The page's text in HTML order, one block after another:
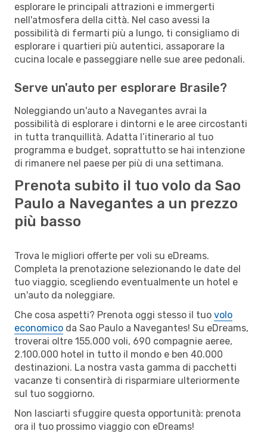
esplorare le principali attrazioni e immergerti
nell'atmosfera della città. Nel caso avessi la
possibilità di fermarti più a lungo, ti consigliamo di
esplorare i quartieri più autentici, assaporare la
cucina locale e passeggiare nelle sue aree pedonali.
Serve un'auto per esplorare Brasile?
Noleggiando un'auto a Navegantes avrai la
possibilità di esplorare i dintorni e le aree circostanti
in tutta tranquillità. Adatta l’itinerario al tuo
programma e budget, soprattutto se hai intenzione
di rimanere nel paese per più di una settimana.
Prenota subito il tuo volo da Sao
Paulo a Navegantes a un prezzo
più basso
Trova le migliori offerte per voli su eDreams.
Completa la prenotazione selezionando le date del
tuo viaggio, scegliendo eventualmente un hotel e
un'auto da noleggiare.
Che cosa aspetti? Prenota oggi stesso il tuo volo
economico da Sao Paulo a Navegantes! Su eDreams,
troverai oltre 155.000 voli, 690 compagnie aeree,
2.100.000 hotel in tutto il mondo e ben 40.000
destinazioni. La nostra vasta gamma di pacchetti
vacanze ti consentirà di risparmiare ulteriormente
sul tuo soggiorno.
Non lasciarti sfuggire questa opportunità: prenota
ora il tuo prossimo viaggio con eDreams!